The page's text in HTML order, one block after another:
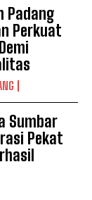
Padang
Perkuat
Sumbar
Pekat